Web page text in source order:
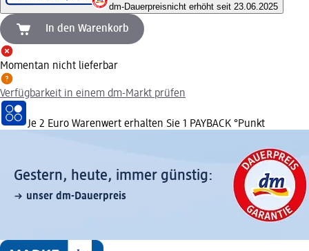
dm-Dauerpreisnicht erhöht seit 23.06.2025
In den Warenkorb
Momentan nicht lieferbar
Verfügbarkeit in einem dm-Markt prüfen
Je 2 Euro Warenwert erhalten Sie 1 PAYBACK °Punkt
Gestern, heute, immer günstig:
unser dm-Dauerpreis